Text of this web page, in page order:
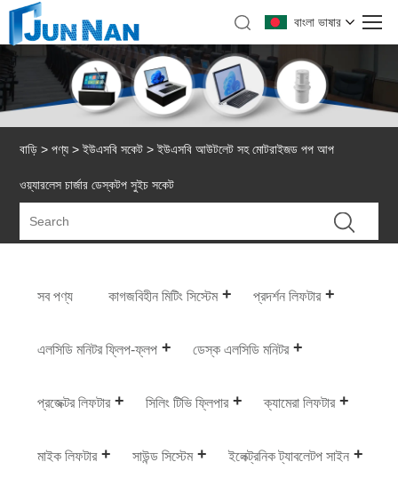
বাংলা ভাষার
বাড়ি > পণ্য >ইউএসবি সকেট > ইউএসবি আউটলেট সহ মোটরাইজড পপ আপ
ওয়্যারলেস চার্জার ডেস্কটপ সুইচ সকেট
সব পণ্য কাগজবিহীন মিটিং সিস্টেম প্রদর্শন লিফটার
এলসিডি মনিটর ফ্লিপ-ফ্লপ ডেস্ক এলসিডি মনিটর
প্রজেক্টর লিফটার সিলিং টিভি ফ্লিপার ক্যামেরা লিফটার
মাইক লিফটার সাউন্ড সিস্টেম ইলেক্ট্রনিক ট্যাবলেটপ সাইন